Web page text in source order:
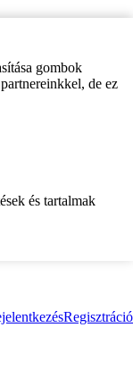
gombok
de ez
és tartalmak
Regisztráció